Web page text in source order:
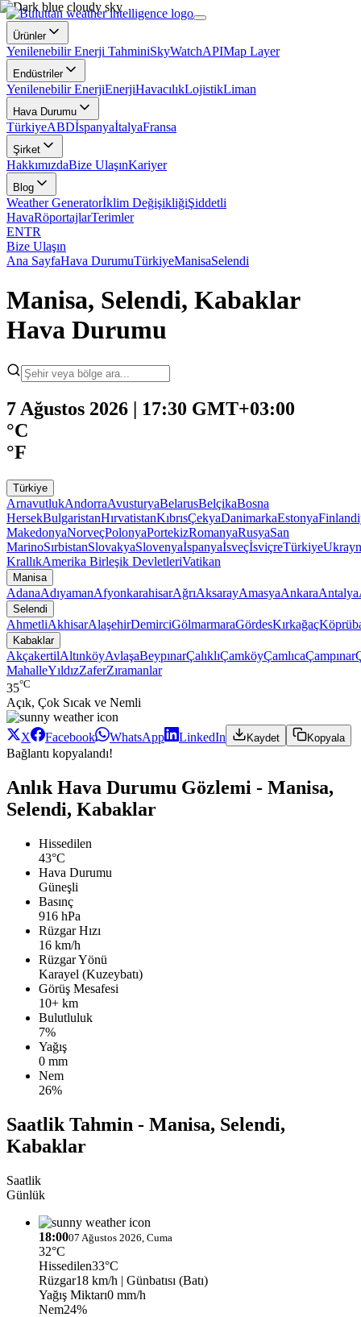
Ürünler
Yenilenebilir Enerji TahminiSkyWatchAPIMap Layer
Endüstriler
Yenilenebilir EnerjiEnerjiHavacılıkLojistikLiman
Hava Durumu
TürkiyeABDİspanyaİtalyaFransa
Şirket
HakkımızdaBize UlaşınKariyer
Blog
Weather Generatorİklim DeğişikliğiŞiddetli
HavaRöportajlarTerimler
ENTR
Bize Ulaşın
Ana SayfaHava DurumuTürkiyeManisaSelendi
Manisa, Selendi, Kabaklar
Hava Durumu
7 Ağustos 2026 | 17:30 GMT+03:00
°C
°F
Türkiye
ArnavutlukAndorraAvusturyaBelarusBelçikaBosna
HersekBulgaristanHırvatistanKıbrısÇekyaDanimarkaEstonya
MakedonyaNorveçPolonyaPortekizRomanyaRusyaSan
MarinoSırbistanSlovakyaSlovenyaİspanyaİsveçİsviçreTürkiye
KrallıkAmerika Birleşik DevletleriVatikan
Manisa
AdanaAdıyamanAfyonkarahisarAğrıAksarayAmasyaAnkaraAntalya
Selendi
AhmetliAkhisarAlaşehirDemirciGölmarmaraGördesKırkağaç
Kabaklar
AkçakertilAltınköyAvlaşaBeypınarÇalıklıÇamköyÇamlıcaÇampınar
MahalleYıldızZaferZıramanlar
35°C
Açık, Çok Sıcak ve Nemli
X Facebook WhatsApp LinkedIn Kaydet Kopyala
Bağlantı kopyalandı!
Anlık Hava Durumu Gözlemi - Manisa,
Selendi, Kabaklar
Hissedilen
43°C
Hava Durumu
Güneşli
Basınç
916 hPa
Rüzgar Hızı
16 km/h
Rüzgar Yönü
Karayel (Kuzeybatı)
Görüş Mesafesi
10+ km
Bulutluluk
7%
Yağış
0 mm
Nem
26%
Saatlik Tahmin - Manisa, Selendi,
Kabaklar
Saatlik
Günlük
18:0007 Ağustos 2026, Cuma
32°C
Hissedilen33°C
Rüzgar18 km/h | Günbatısı (Batı)
Yağış Miktarı0 mm/h
Nem24%